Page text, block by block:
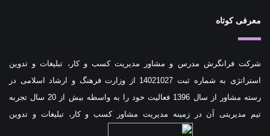
معرفی کوتاه
شرکت فرانگرش مدرس و مشاور مدیریت کسب و کار، تبلیغات و تدوین
استراتژی به شماره ثبت 14021027 از وزارت فرهنگ و ارشاد اسلامی در
رسته مشاور از سال 1396 فعالیت خود را به واسطه بیش از 20 سال تجربه
تیم مدیریتی آن در زمینه مدیریت مشاور کسب و کار، تبلیغات و تدوین